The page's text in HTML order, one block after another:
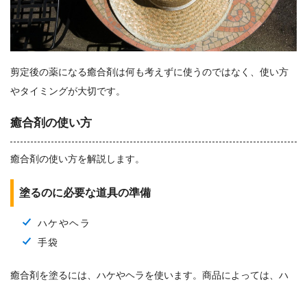
剪定後の薬になる癒合剤は何も考えずに使うのではなく、使い方
やタイミングが大切です。
癒合剤の使い方
癒合剤の使い方を解説します。
塗るのに必要な道具の準備
ハケやヘラ
手袋
癒合剤を塗るには、ハケやヘラを使います。商品によっては、ハ